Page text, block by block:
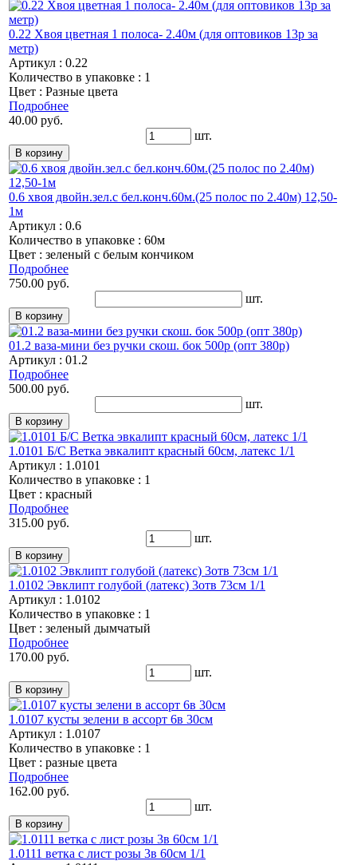
0.22 Хвоя цветная 1 полоса- 2.40м (для оптовиков 13р за
метр)
Артикул : 0.22
Количество в упаковке : 1
Цвет : Разные цвета
Подробнее
40.00 руб.
шт.
0.6 хвоя двойн.зел.с бел.конч.60м.(25 полос по 2.40м) 12,50-
1м
Артикул : 0.6
Количество в упаковке : 60м
Цвет : зеленый с белым кончиком
Подробнее
750.00 руб.
шт.
01.2 ваза-мини без ручки скош. бок 500р (опт 380р)
Артикул : 01.2
Подробнее
500.00 руб.
шт.
1.0101 Б/С Ветка эвкалипт красный 60см, латекс 1/1
Артикул : 1.0101
Количество в упаковке : 1
Цвет : красный
Подробнее
315.00 руб.
шт.
1.0102 Эвклипт голубой (латекс) 3отв 73см 1/1
Артикул : 1.0102
Количество в упаковке : 1
Цвет : зеленый дымчатый
Подробнее
170.00 руб.
шт.
1.0107 кусты зелени в ассорт 6в 30см
Артикул : 1.0107
Количество в упаковке : 1
Цвет : разные цвета
Подробнее
162.00 руб.
шт.
1.0111 ветка с лист розы 3в 60см 1/1